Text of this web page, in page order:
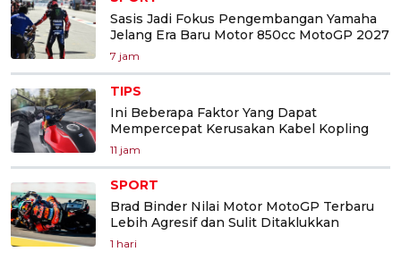
Sasis Jadi Fokus Pengembangan Yamaha
Jelang Era Baru Motor 850cc MotoGP 2027
7 jam
TIPS
Ini Beberapa Faktor Yang Dapat
Mempercepat Kerusakan Kabel Kopling
11 jam
SPORT
Brad Binder Nilai Motor MotoGP Terbaru
Lebih Agresif dan Sulit Ditaklukkan
1 hari